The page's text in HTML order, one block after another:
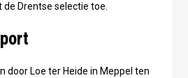
Drentse selectie toe.
door Loe ter Heide in Meppel ten